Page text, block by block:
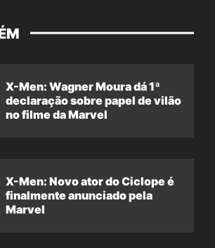
X-Men: Wagner Moura dá 1ª
declaração sobre papel de vilão
no filme da Marvel
X-Men: Novo ator do Ciclope é
finalmente anunciado pela
Marvel